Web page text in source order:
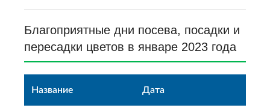
Благоприятные дни посева, посадки и
пересадки цветов в январе 2023 года
Название Дата